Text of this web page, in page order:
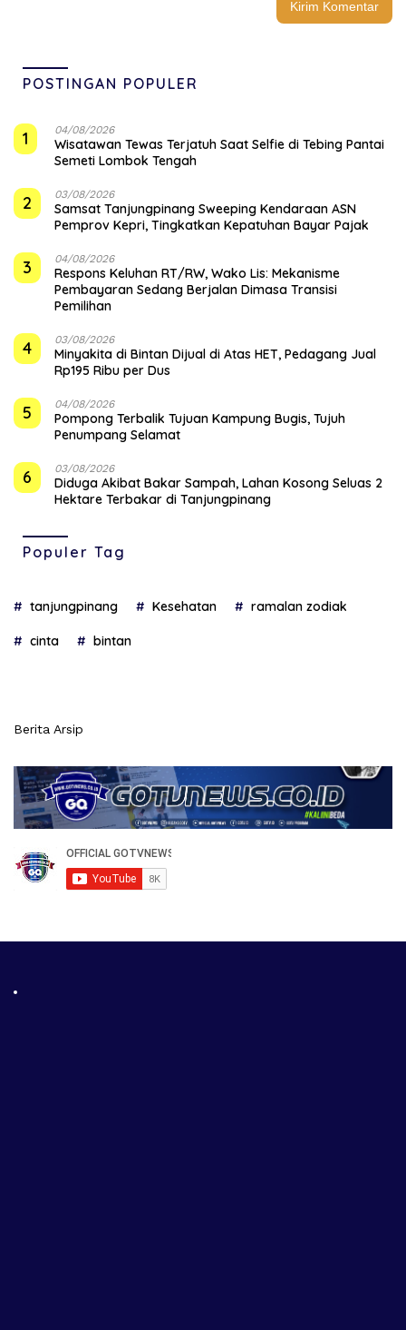
POSTINGAN POPULER
1 04/08/2026
Wisatawan Tewas Terjatuh Saat Selfie di Tebing Pantai
Semeti Lombok Tengah
2 03/08/2026
Samsat Tanjungpinang Sweeping Kendaraan ASN
Pemprov Kepri, Tingkatkan Kepatuhan Bayar Pajak
3 04/08/2026
‎Respons Keluhan RT/RW, Wako Lis: Mekanisme
Pembayaran Sedang Berjalan Dimasa Transisi
Pemilihan
4 03/08/2026
Minyakita di Bintan Dijual di Atas HET, Pedagang Jual
Rp195 Ribu per Dus
5 04/08/2026
Pompong Terbalik Tujuan Kampung Bugis, Tujuh
Penumpang Selamat
6 03/08/2026
Diduga Akibat Bakar Sampah, Lahan Kosong Seluas 2
Hektare Terbakar di Tanjungpinang
Populer Tag
tanjungpinang Kesehatan ramalan zodiak
cinta bintan
Berita Arsip